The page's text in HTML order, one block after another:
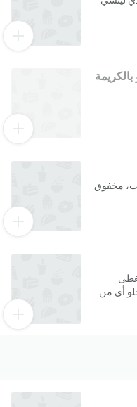
مخفوق
أي من